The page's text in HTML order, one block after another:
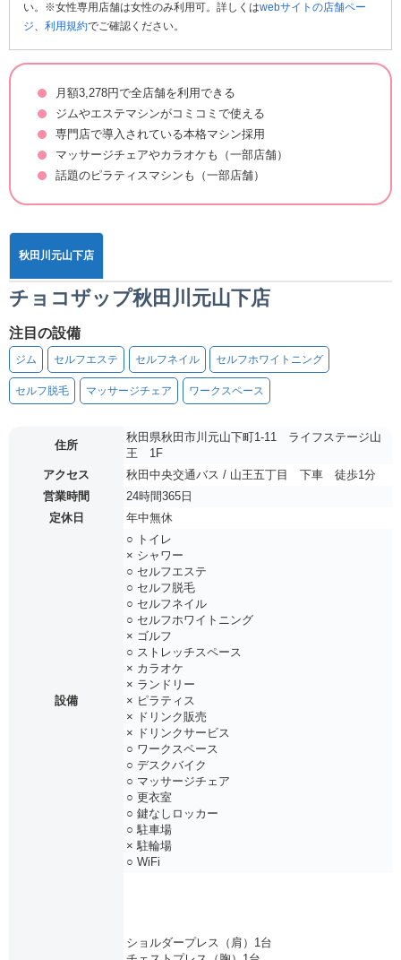
い。※女性専用店舗は女性のみ利用可。詳しくはwebサイトの店舗ペー
ジ、 利用規約でご確認ください。
月額3,278円で全店舗を利用できる
ジムやエステマシンがコミコミで使える
専門店で導入されている本格マシン採用
マッサージチェアやカラオケも（一部店舗）
話題のピラティスマシンも（一部店舗）
秋田川元山下店
チョコザップ秋田川元山下店
注目の設備
ジム セルフエステ セルフネイル セルフホワイトニング
セルフ脱毛 マッサージチェア ワークスペース
住所
秋田県秋田市川元山下町1-11 ライフステージ山
王 1F
アクセス
秋田中央交通バス / 山王五丁目 下車 徒歩1分
営業時間
24時間365日
定休日
年中無休
設備
○ トイレ
× シャワー
○ セルフエステ
○ セルフ脱毛
○ セルフネイル
○ セルフホワイトニング
× ゴルフ
○ ストレッチスペース
× カラオケ
× ランドリー
× ピラティス
× ドリンク販売
× ドリンクサービス
○ ワークスペース
○ デスクバイク
○ マッサージチェア
○ 更衣室
○ 鍵なしロッカー
○ 駐車場
× 駐輪場
○ WiFi
ショルダープレス（肩）1台